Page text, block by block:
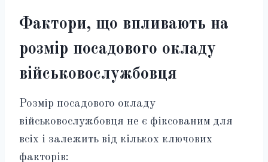
Фактори, що впливають на
розмір посадового окладу
військовослужбовця
Розмір посадового окладу
військовослужбовця не є фіксованим для
всіх і залежить від кількох ключових
факторів: